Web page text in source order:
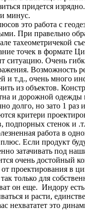
придется
минус.
это работа с
При правельно
тахеометричекой
точек в формате
ситуацию. Очень
Возможность
и т.д., очень много
из объектов.
и дорожной одежды
долго, но зато 1 раз
критери
подпорных стенок и
работа в
Если продукт
затачивать под
очень достойный
проектирования в
только для
он еще. Индору
и расти,
нехвататет это